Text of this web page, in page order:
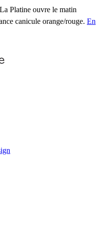
Platine ouvre le matin
canicule orange/rouge. En